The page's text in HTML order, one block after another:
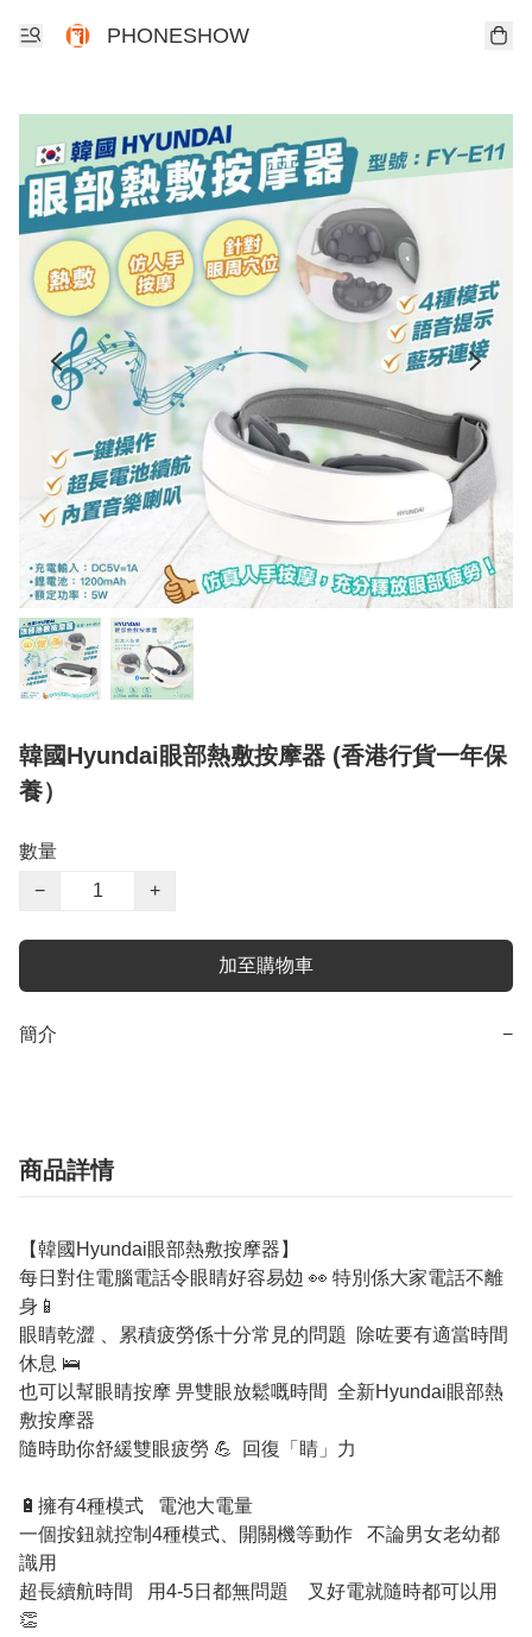
PHONESHOW
韓國Hyundai眼部熱敷按摩器 (香港行貨一年保
養）
數量
−
+
加至購物車
簡介 −
商品詳情
【韓國Hyundai眼部熱敷按摩器】
每日對住電腦電話令眼睛好容易攰 👀 特別係大家電話不離
身📱
眼睛乾澀 、累積疲勞係十分常見的問題 除咗要有適當時間
休息 🛌
也可以幫眼睛按摩 畀雙眼放鬆嘅時間 全新Hyundai眼部熱
敷按摩器
隨時助你舒緩雙眼疲勞 💪 回復「睛」力
🔋擁有4種模式 電池大電量
一個按鈕就控制4種模式、開關機等動作 不論男女老幼都
識用
超長續航時間 用4-5日都無問題 叉好電就隨時都可以用
👏